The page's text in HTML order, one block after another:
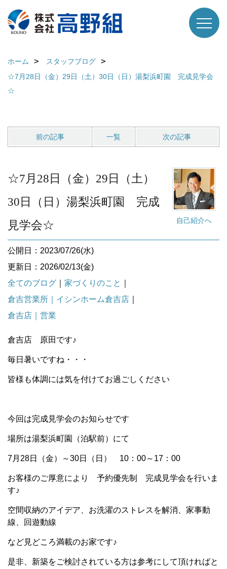
ホーム
スタッフブログ
☆7月28日（金）29日（土）30日（日）湯梨浜町園 完成見学会
☆
前の記事 一覧 次の記事
自己紹介へ
☆7月28日（金）29日（土）
30日（日）湯梨浜町園 完成
見学会☆
公開日：2023/07/26(水)
更新日：2026/02/13(金)
全てのブログ
家づくりのこと
倉吉営業所｜イシンホーム倉吉店
倉吉店｜営業
倉吉店 原田です♪
毎日暑いですね・・・
皆様も体調には気を付けてお過ごしください
今回は完成見学会のお知らせです
場所は湯梨浜町園（泊駅前）にて
7月28日（金）～30日（日） 10：00～17：00
お客様のご厚意により 予約優先制 完成見学会を行いま
す♪
空間収納のアイデア、お洗濯のストレスを解消、家事動
線、回遊動線
など見どころ満載のお家です♪
是非、新築をご検討されている方は参考にして頂ければと